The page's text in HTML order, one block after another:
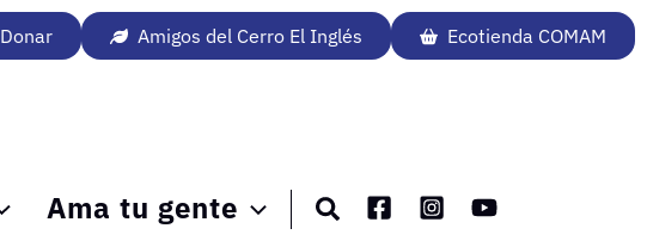
Ama tu gente
Donar Amigos del Cerro El Inglés Ecotienda COMAM